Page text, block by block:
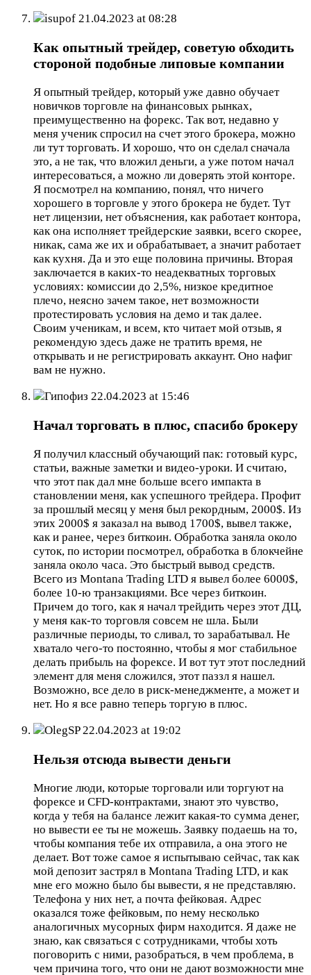
isupof 21.04.2023 at 08:28
Как опытный трейдер, советую обходить
стороной подобные липовые компании
Я опытный трейдер, который уже давно обучает
новичков торговле на финансовых рынках,
преимущественно на форекс. Так вот, недавно у
меня ученик спросил на счет этого брокера, можно
ли тут торговать. И хорошо, что он сделал сначала
это, а не так, что вложил деньги, а уже потом начал
интересоваться, а можно ли доверять этой конторе.
Я посмотрел на компанию, понял, что ничего
хорошего в торговле у этого брокера не будет. Тут
нет лицензии, нет объяснения, как работает контора,
как она исполняет трейдерские заявки, всего скорее,
никак, сама же их и обрабатывает, а значит работает
как кухня. Да и это еще половина причины. Вторая
заключается в каких-то неадекватных торговых
условиях: комиссии до 2,5%, низкое кредитное
плечо, неясно зачем такое, нет возможности
протестировать условия на демо и так далее.
Своим ученикам, и всем, кто читает мой отзыв, я
рекомендую здесь даже не тратить время, не
открывать и не регистрировать аккаунт. Оно нафиг
вам не нужно.
Гипофиз 22.04.2023 at 15:46
Начал торговать в плюс, спасибо брокеру
Я получил классный обучающий пак: готовый курс,
статьи, важные заметки и видео-уроки. И считаю,
что этот пак дал мне больше всего импакта в
становлении меня, как успешного трейдера. Профит
за прошлый месяц у меня был рекордным, 2000$. Из
этих 2000$ я заказал на вывод 1700$, вывел также,
как и ранее, через биткоин. Обработка заняла около
суток, по истории посмотрел, обработка в блокчейне
заняла около часа. Это быстрый вывод средств.
Всего из Montana Trading LTD я вывел более 6000$,
более 10-ю транзакциями. Все через биткоин.
Причем до того, как я начал трейдить через этот ДЦ,
у меня как-то торговля совсем не шла. Были
различные периоды, то сливал, то зарабатывал. Не
хватало чего-то постоянно, чтобы я мог стабильное
делать прибыль на форексе. И вот тут этот последний
элемент для меня сложился, этот паззл я нашел.
Возможно, все дело в риск-менеджменте, а может и
нет. Но я все равно теперь торгую в плюс.
OlegSP22.04.2023 at 19:02
Нельзя отсюда вывести деньги
Многие люди, которые торговали или торгуют на
форексе и CFD-контрактами, знают это чувство,
когда у тебя на балансе лежит какая-то сумма денег,
но вывести ее ты не можешь. Заявку подаешь на то,
чтобы компания тебе их отправила, а она этого не
делает. Вот тоже самое я испытываю сейчас, так как
мой депозит застрял в Montana Trading LTD, и как
мне его можно было бы вывести, я не представляю.
Телефона у них нет, а почта фейковая. Адрес
оказался тоже фейковым, по нему несколько
аналогичных мусорных фирм находится. Я даже не
знаю, как связаться с сотрудниками, чтобы хоть
поговорить с ними, разобраться, в чем проблема, в
чем причина того, что они не дают возможности мне